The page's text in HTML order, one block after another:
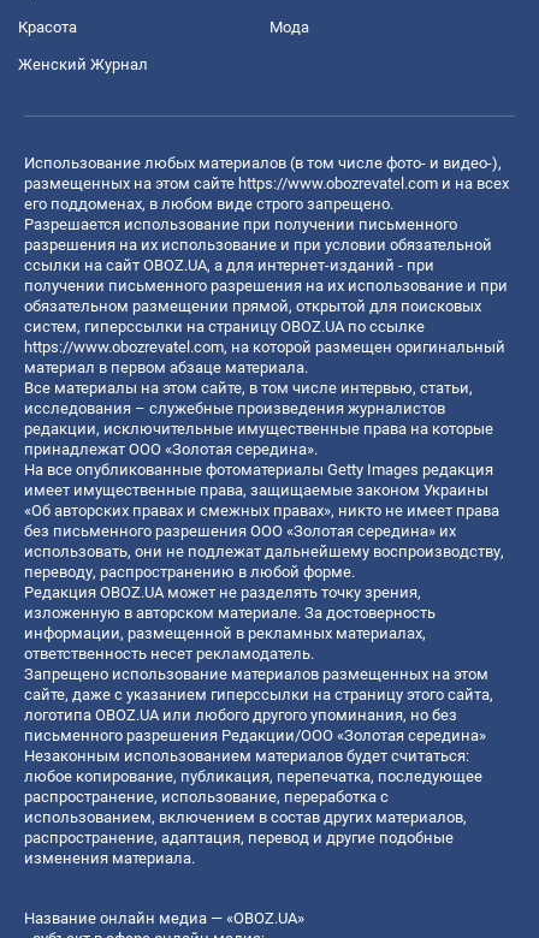
Красота Мода
Женский Журнал
Использование любых материалов (в том числе фото- и видео-),
размещенных на этом сайте https://www.obozrevatel.com и на всех
его поддоменах, в любом виде строго запрещено.
Разрешается использование при получении письменного
разрешения на их использование и при условии обязательной
ссылки на сайт OBOZ.UA, а для интернет-изданий - при
получении письменного разрешения на их использование и при
обязательном размещении прямой, открытой для поисковых
систем, гиперссылки на страницу OBOZ.UA по ссылке
https://www.obozrevatel.com, на которой размещен оригинальный
материал в первом абзаце материала.
Все материалы на этом сайте, в том числе интервью, статьи,
исследования – служебные произведения журналистов
редакции, исключительные имущественные права на которые
принадлежат ООО «Золотая середина».
На все опубликованные фотоматериалы Getty Images редакция
имеет имущественные права, защищаемые законом Украины
«Об авторских правах и смежных правах», никто не имеет права
без письменного разрешения ООО «Золотая середина» их
использовать, они не подлежат дальнейшему воспроизводству,
переводу, распространению в любой форме.
Редакция OBOZ.UA может не разделять точку зрения,
изложенную в авторском материале. За достоверность
информации, размещенной в рекламных материалах,
ответственность несет рекламодатель.
Запрещено использование материалов размещенных на этом
сайте, даже с указанием гиперссылки на страницу этого сайта,
логотипа OBOZ.UA или любого другого упоминания, но без
письменного разрешения Редакции/ООО «Золотая середина»
Незаконным использованием материалов будет считаться:
любое копирование, публикация, перепечатка, последующее
распространение, использование, переработка с
использованием, включением в состав других материалов,
распространение, адаптация, перевод и другие подобные
изменения материала.
Название онлайн медиа — «OBOZ.UA»